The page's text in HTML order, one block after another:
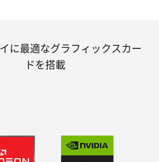
に最適なグラフィックスカー
ドを搭載